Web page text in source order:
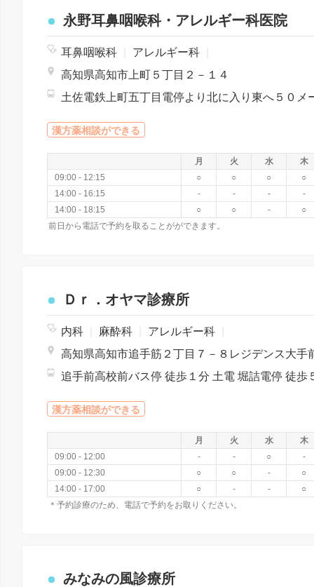
永野耳鼻咽喉科・アレルギー科医院
耳鼻咽喉科 アレルギー科
高知県高知市上町５丁目２－１４
漢方薬相談ができる
月 火 水
木
09:00 - 12:15
○ ○ ○
○
14:00 - 16:15
- - -
-
14:00 - 18:15
○ ○ -
○
前日から電話で予約を取ることがができます。
Ｄｒ．オヤマ診療所
内科 麻酔科 アレルギー科
追手前高校前バス停 徒歩１分 土電 堀詰電停 徒歩
漢方薬相談ができる
月 火 水
木
09:00 - 12:00
- - ○
-
09:00 - 12:30
○ ○ -
○
14:00 - 17:00
○ - -
○
＊予約診療のため、電話で予約をお取りください。
みなみの風診療所